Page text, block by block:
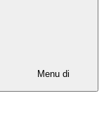
Menu di